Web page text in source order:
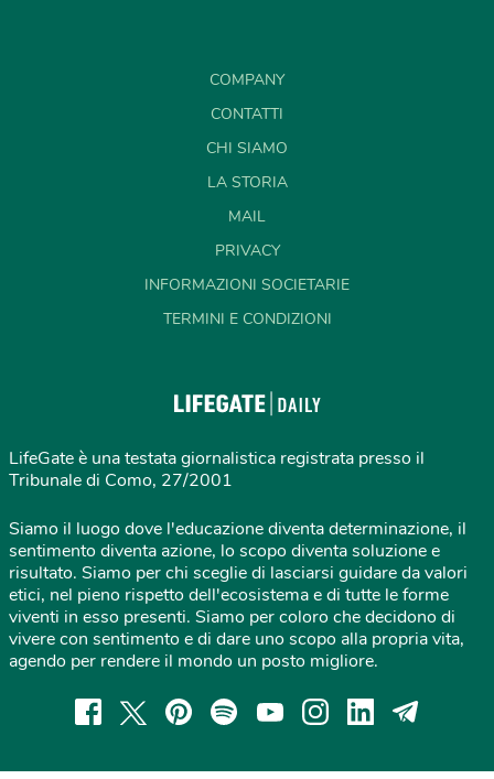
COMPANY
CONTATTI
CHI SIAMO
LA STORIA
MAIL
PRIVACY
INFORMAZIONI SOCIETARIE
TERMINI E CONDIZIONI
LifeGate è una testata giornalistica registrata presso il
Tribunale di Como, 27/2001
Siamo il luogo dove l'educazione diventa determinazione, il
sentimento diventa azione, lo scopo diventa soluzione e
risultato. Siamo per chi sceglie di lasciarsi guidare da valori
etici, nel pieno rispetto dell'ecosistema e di tutte le forme
viventi in esso presenti. Siamo per coloro che decidono di
vivere con sentimento e di dare uno scopo alla propria vita,
agendo per rendere il mondo un posto migliore.